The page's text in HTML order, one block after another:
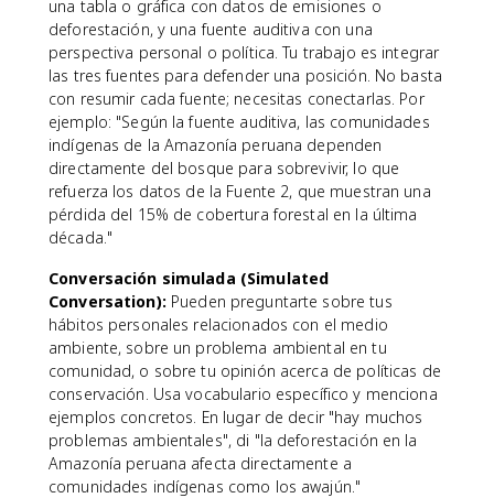
una tabla o gráfica con datos de emisiones o
deforestación, y una fuente auditiva con una
perspectiva personal o política. Tu trabajo es integrar
las tres fuentes para defender una posición. No basta
con resumir cada fuente; necesitas conectarlas. Por
ejemplo: "Según la fuente auditiva, las comunidades
indígenas de la Amazonía peruana dependen
directamente del bosque para sobrevivir, lo que
refuerza los datos de la Fuente 2, que muestran una
pérdida del 15% de cobertura forestal en la última
década."
Conversación simulada (Simulated
Conversation): Pueden preguntarte sobre tus
hábitos personales relacionados con el medio
ambiente, sobre un problema ambiental en tu
comunidad, o sobre tu opinión acerca de políticas de
conservación. Usa vocabulario específico y menciona
ejemplos concretos. En lugar de decir "hay muchos
problemas ambientales", di "la deforestación en la
Amazonía peruana afecta directamente a
comunidades indígenas como los awajún."